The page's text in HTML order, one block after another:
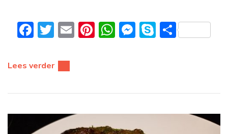
Facebook
Twitter
EmailPinterest
WhatsApp
Messenger
Skype
Delen
Lees verder